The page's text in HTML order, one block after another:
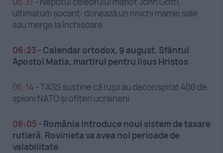
ultimatum șocant: donează un rinichi mamei sale
sau merge la închisoare
06:23 -Calendar ortodox, 9 august. Sfântul
Apostol Matia, martirul pentru Iisus Hristos
06:14 -TASS susține că rușii au deconspirat 400 de
spioni NATO și ofițeri ucraineni
06:05 - România introduce noul sistem de taxare
rutieră. Rovinieta va avea noi perioade de
valabilitate